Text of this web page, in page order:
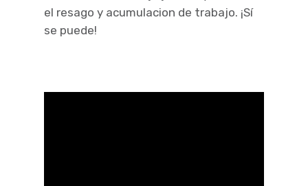
el resago y acumulacion de trabajo. ¡Sí
se puede!